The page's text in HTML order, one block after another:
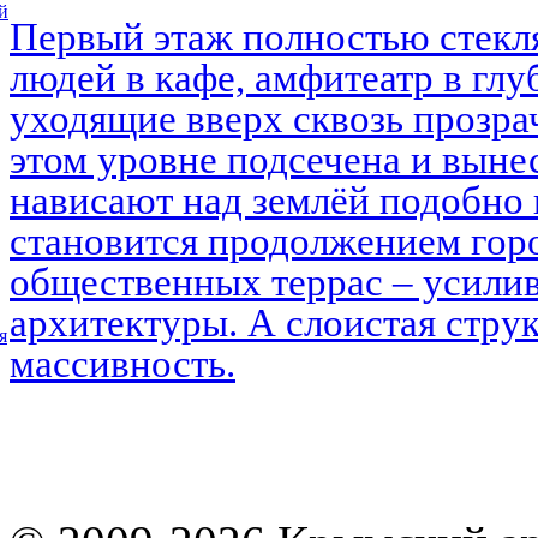
Первый этаж полностью
людей в кафе, амфитеатр в
уходящие вверх сквозь
этом уровне подсечена и
нависают над землёй
становится продолжением
общественных террас –
архитектуры. А слоистая
массивность.